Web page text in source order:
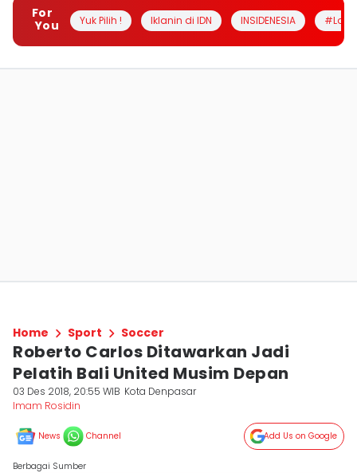
For
You
Yuk Pilih ! Iklanin di IDN INSIDENESIA
Home Sport Soccer
Roberto Carlos Ditawarkan Jadi
Pelatih Bali United Musim Depan
03 Des 2018, 20:55 WIB Kota Denpasar
Imam Rosidin
News Channel Add Us on Google
Berbagai Sumber